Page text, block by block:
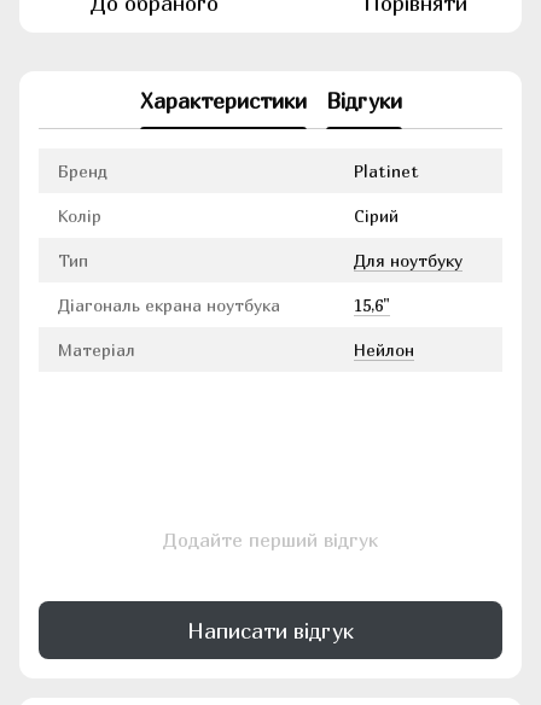
Характеристики Відгуки
Бренд Platinet
Колір Сірий
Тип Для ноутбуку
Діагональ екрана ноутбука 15,6"
Матеріал Нейлон
Додайте перший відгук
Написати відгук